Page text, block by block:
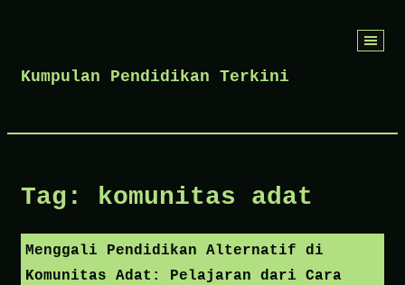
Kumpulan Pendidikan Terkini
Tag: komunitas adat
Menggali Pendidikan Alternatif di
Komunitas Adat: Pelajaran dari Cara